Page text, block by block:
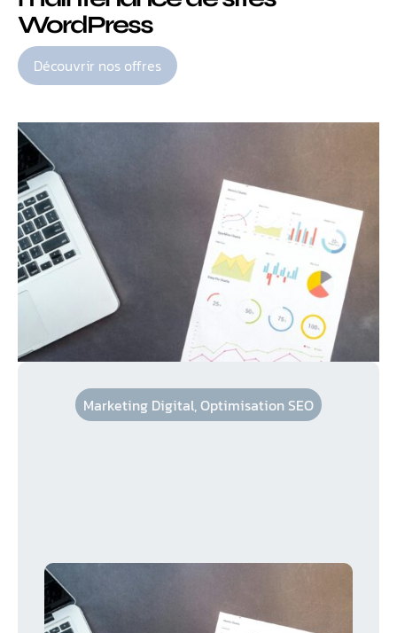
WordPress
Découvrir nos offres
Marketing Digital,Optimisation SEO